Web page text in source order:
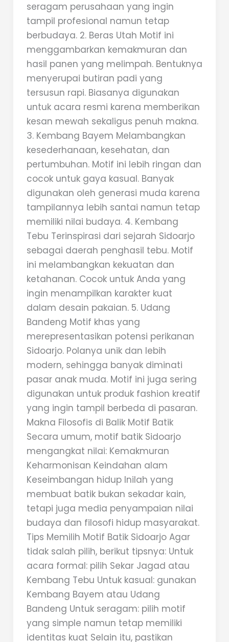
seragam perusahaan yang ingin
tampil profesional namun tetap
berbudaya. 2. Beras Utah Motif ini
menggambarkan kemakmuran dan
hasil panen yang melimpah. Bentuknya
menyerupai butiran padi yang
tersusun rapi. Biasanya digunakan
untuk acara resmi karena memberikan
kesan mewah sekaligus penuh makna.
3. Kembang Bayem Melambangkan
kesederhanaan, kesehatan, dan
pertumbuhan. Motif ini lebih ringan dan
cocok untuk gaya kasual. Banyak
digunakan oleh generasi muda karena
tampilannya lebih santai namun tetap
memiliki nilai budaya. 4. Kembang
Tebu Terinspirasi dari sejarah Sidoarjo
sebagai daerah penghasil tebu. Motif
ini melambangkan kekuatan dan
ketahanan. Cocok untuk Anda yang
ingin menampilkan karakter kuat
dalam desain pakaian. 5. Udang
Bandeng Motif khas yang
merepresentasikan potensi perikanan
Sidoarjo. Polanya unik dan lebih
modern, sehingga banyak diminati
pasar anak muda. Motif ini juga sering
digunakan untuk produk fashion kreatif
yang ingin tampil berbeda di pasaran.
Makna Filosofis di Balik Motif Batik
Secara umum, motif batik Sidoarjo
mengangkat nilai: Kemakmuran
Keharmonisan Keindahan alam
Keseimbangan hidup Inilah yang
membuat batik bukan sekadar kain,
tetapi juga media penyampaian nilai
budaya dan filosofi hidup masyarakat.
Tips Memilih Motif Batik Sidoarjo Agar
tidak salah pilih, berikut tipsnya: Untuk
acara formal: pilih Sekar Jagad atau
Kembang Tebu Untuk kasual: gunakan
Kembang Bayem atau Udang
Bandeng Untuk seragam: pilih motif
yang simple namun tetap memiliki
identitas kuat Selain itu, pastikan